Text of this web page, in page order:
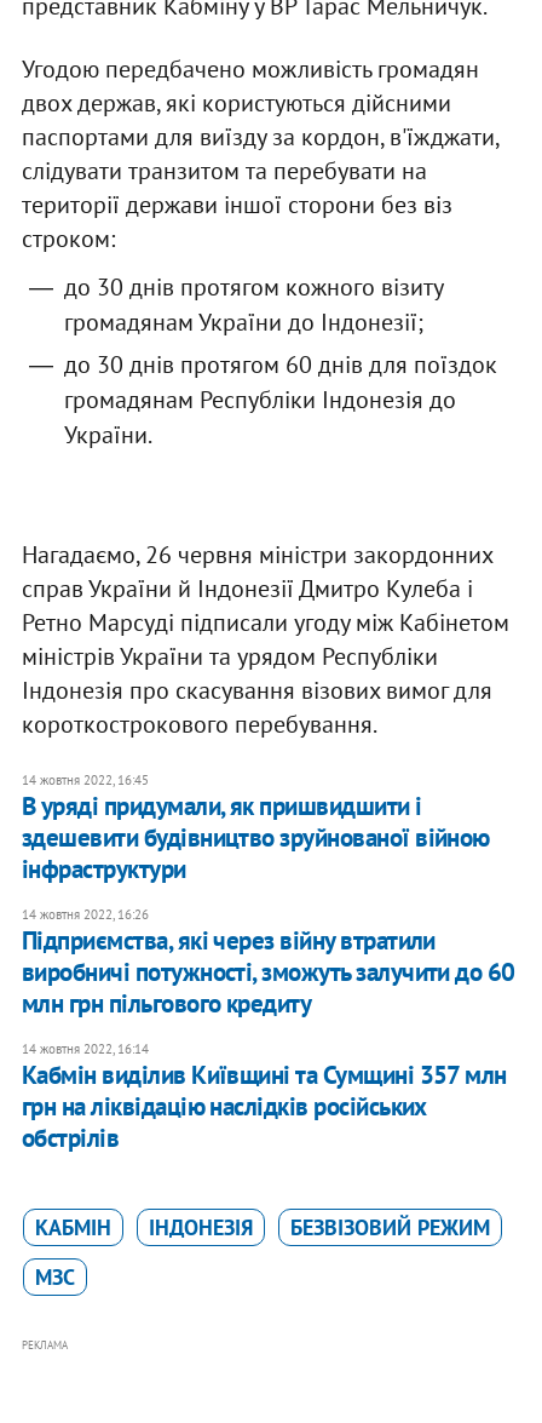
Угодою передбачено можливість громадян
двох держав, які користуються дійсними
паспортами для виїзду за кордон, в'їжджати,
слідувати транзитом та перебувати на
території держави іншої сторони без віз
строком:
до 30 днів протягом кожного візиту
громадянам України до Індонезії;
до 30 днів протягом 60 днів для поїздок
громадянам Республіки Індонезія до
України.
Нагадаємо, 26 червня міністри закордонних
справ України й Індонезії Дмитро Кулеба і
Ретно Марсуді підписали угоду між Кабінетом
міністрів України та урядом Республіки
Індонезія про скасування візових вимог для
короткострокового перебування.
14 жовтня 2022, 16:45
​В уряді придумали, як пришвидшити і
здешевити будівництво зруйнованої війною
інфраструктури
14 жовтня 2022, 16:26
Підприємства, які через війну втратили
виробничі потужності, зможуть залучити до 60
млн грн пільгового кредиту
14 жовтня 2022, 16:14
​Кабмін виділив Київщині та Сумщині 357 млн
грн на ліквідацію наслідків російських
обстрілів
КАБМІН ІНДОНЕЗІЯ
БЕЗВІЗОВИЙ РЕЖИМ
МЗС
РЕКЛАМА